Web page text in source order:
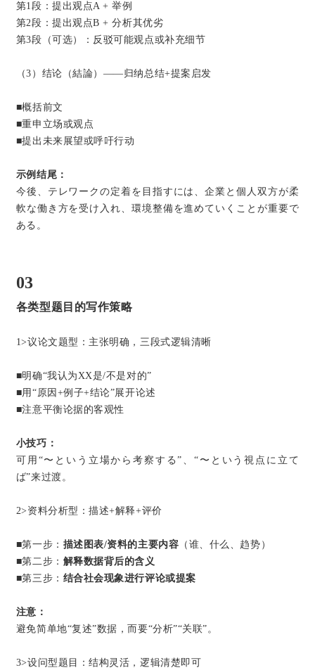
第1段：提出观点A + 举例
第2段：提出观点B + 分析其优劣
第3段（可选）：反驳可能观点或补充细节
（3）结论（結論）——归纳总结+提案启发
■概括前文
■重申立场或观点
■提出未来展望或呼吁行动
示例结尾：
今後、テレワークの定着を目指すには、企業と個人双方が柔
軟な働き方を受け入れ、環境整備を進めていくことが重要で
ある。
03
各类型题目的写作策略
1>议论文题型：主张明确，三段式逻辑清晰
■明确“我认为XX是/不是对的”
■用“原因+例子+结论”展开论述
■注意平衡论据的客观性
小技巧：
可用“〜という立場から考察する”、“〜という視点に立て
ば”来过渡。
2>资料分析型：描述+解释+评价
■第一步： 描述图表/资料的主要内容 （谁、什么、趋势）
■第二步： 解释数据背后的含义
■第三步： 结合社会现象进行评论或提案
注意：
避免简单地“复述”数据，而要“分析”“关联”。
3>设问型题目：结构灵活，逻辑清楚即可